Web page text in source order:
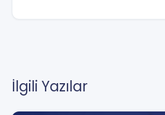
İlgili Yazılar